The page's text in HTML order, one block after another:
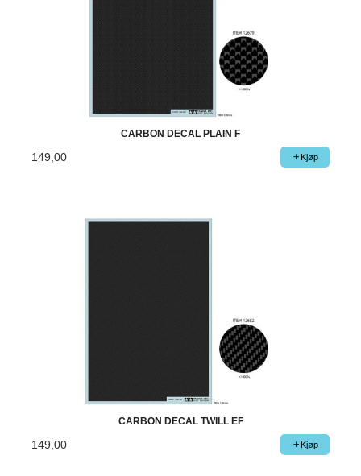
CARBON DECAL PLAIN F
149,00 Kjøp
CARBON DECAL TWILL EF
149,00 Kjøp